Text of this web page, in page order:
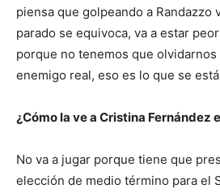
piensa que golpeando a Randazzo
parado se equivoca, va a estar
porque no tenemos que
enemigo real, eso es lo que se
¿Cómo la ve a Cristina Fernández
No va a jugar porque tiene que
elección de medio término para el